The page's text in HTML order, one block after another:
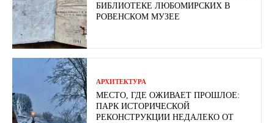
БИБЛИОТЕКЕ ЛЮБОМИРСКИХ В
РОВЕНСКОМ МУЗЕЕ
АРХИТЕКТУРА
МЕСТО, ГДЕ ОЖИВАЕТ ПРОШЛОЕ:
ПАРК ИСТОРИЧЕСКОЙ
РЕКОНСТРУКЦИИ НЕДАЛЕКО ОТ